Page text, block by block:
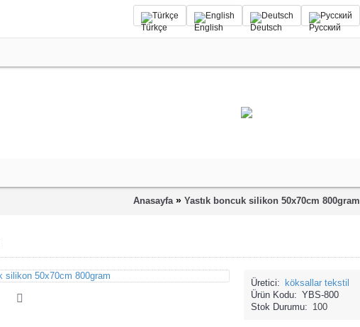
Türkçe English Deutsch Русский
Anasayfa » Yastık boncuk silikon 50x70cm 800gram
Üretici: köksallar tekstil
Ürün Kodu: YBS-800
Stok Durumu: 100